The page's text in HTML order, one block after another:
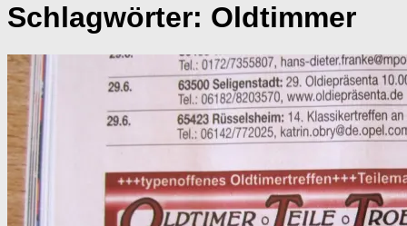
Schlagwörter: Oldtimmer